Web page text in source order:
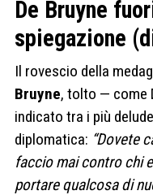
De Bruyne
spiegazione
Il rovescio della
Bruyne, tolto — come
indicato tra i più
diplomatica: “Dovete
faccio mai contro chi
portare qualcosa di